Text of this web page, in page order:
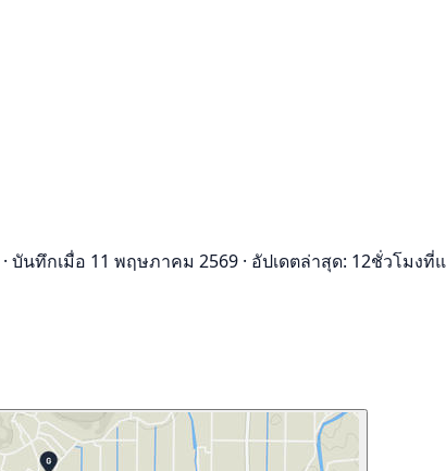
· บันทึกเมื่อ 11 พฤษภาคม 2569 · อัปเดตล่าสุด: 12ชั่วโมงที่